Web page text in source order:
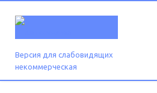
Версия для слабовидящих